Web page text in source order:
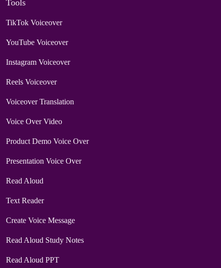
Tools
TikTok Voiceover
YouTube Voiceover
Instagram Voiceover
Reels Voiceover
Voiceover Translation
Voice Over Video
Product Demo Voice Over
Presentation Voice Over
Read Aloud
Text Reader
Create Voice Message
Read Aloud Study Notes
Read Aloud PPT